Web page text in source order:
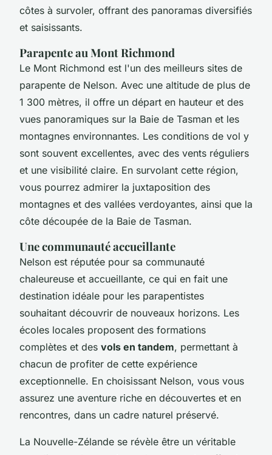
côtes à survoler, offrant des panoramas diversifiés
et saisissants.
Parapente au Mont Richmond
Le Mont Richmond est l'un des meilleurs sites de
parapente de Nelson. Avec une altitude de plus de
1 300 mètres, il offre un départ en hauteur et des
vues panoramiques sur la Baie de Tasman et les
montagnes environnantes. Les conditions de vol y
sont souvent excellentes, avec des vents réguliers
et une visibilité claire. En survolant cette région,
vous pourrez admirer la juxtaposition des
montagnes et des vallées verdoyantes, ainsi que la
côte découpée de la Baie de Tasman.
Une communauté accueillante
Nelson est réputée pour sa communauté
chaleureuse et accueillante, ce qui en fait une
destination idéale pour les parapentistes
souhaitant découvrir de nouveaux horizons. Les
écoles locales proposent des formations
complètes et des vols en tandem, permettant à
chacun de profiter de cette expérience
exceptionnelle. En choisissant Nelson, vous vous
assurez une aventure riche en découvertes et en
rencontres, dans un cadre naturel préservé.
La Nouvelle-Zélande se révèle être un véritable